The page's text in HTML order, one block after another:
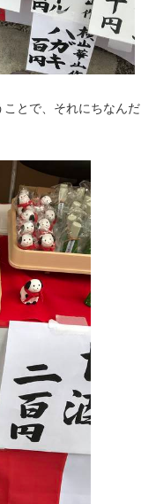
とで、それにちなんだ